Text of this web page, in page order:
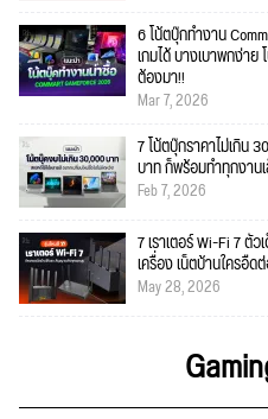
6 โน้ตบุ๊กทำงาน
เกมได้ บางเบาพกง่า
ต้องมา!!
Mar 7, 2026
7 โน้ตบุ๊กราคาไม่เกิน
บาท ก็พร้อมทำทุกงาน
Feb 7, 2026
7 เราเตอร์ Wi-Fi 7 ตั
เครื่อง เน็ตบ้านใครอื
May 28, 2026